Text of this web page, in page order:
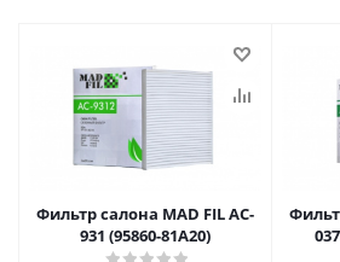
Фильтр салона MAD FIL АC-
931 (95860-81A20)